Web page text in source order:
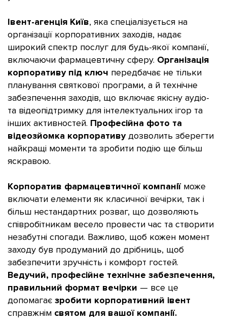
Івент-агенція Київ, яка спеціалізується на
організації корпоративних заходів, надає
широкий спектр послуг для будь-якої компанії,
включаючи фармацевтичну сферу. Організація
корпоративу під ключ передбачає не тільки
планування святкової програми, а й технічне
забезпечення заходів, що включає якісну аудіо-
та відеопідтримку для інтелектуальних ігор та
інших активностей. Професійна фото та
відеозйомка корпоративудозволить зберегти
найкращі моменти та зробити подію ще більш
яскравою.
Корпоратив фармацевтичної компаніїможе
включати елементи як класичної вечірки, так і
більш нестандартних розваг, що дозволяють
співробітникам весело провести час та створити
незабутні спогади. Важливо, щоб кожен момент
заходу був продуманий до дрібниць, щоб
забезпечити зручність і комфорт гостей.
Ведучий, професійне технічне забезпечення,
правильний формат вечірки — все це
допомагає зробити корпоративний івент
справжнім святом для вашої компанії.